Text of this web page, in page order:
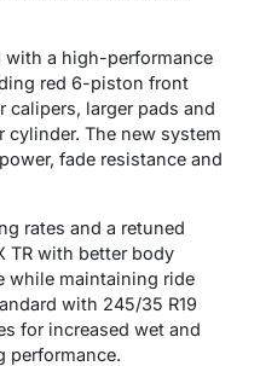
with a high-performance
red 6-piston front
calipers, larger pads and
cylinder. The new system
fade resistance and
rates and a retuned
TR with better body
while maintaining ride
with 245/35 R19
for increased wet and
performance.